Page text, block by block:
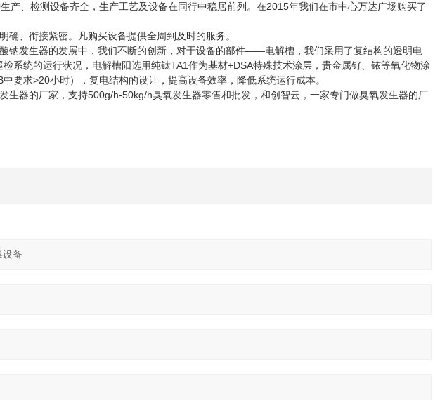
、检测设备齐全，生产工艺及设备在同行中稳居前列。在2015年我们在市中心万达广场购买了
、衔接紧密。凡购买设备提供全周到及时的服务。
发生器的发展中，我们不断的创新，对于设备的部件——电解槽，我们采用了复结构的透明电
系统的运行状况，电解槽阳选用纯钛TA1作为基材+DSA特殊技术涂层，贵金属钌、铱等氧化物涂
要求>20小时），复电结构的设计，提高设备效率，降低系统运行成本。
器的厂家，支持500g/h-50kg/h臭氧发生器零售和批发，和创智云，一家专门做臭氧发生器的厂